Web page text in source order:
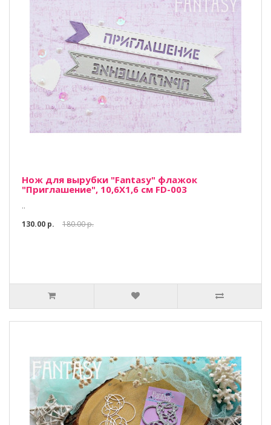
Нож для вырубки "Fantasy" флажок
"Приглашение", 10,6Х1,6 см FD-003
..
130.00 р.
180.00 р.